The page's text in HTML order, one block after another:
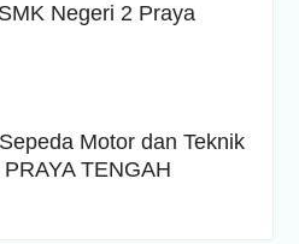
Negeri 2 Praya
Motor dan Teknik
TENGAH